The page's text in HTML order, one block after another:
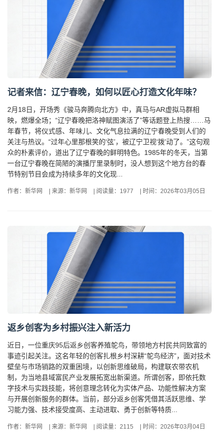
记者来信：辽宁春晚，如何以匠心打造文化年味？
2月18日，开场秀《骏马奔腾向北方》中，真马与AR虚拟马群相
映，燃爆全场；“辽宁春晚把洛神赋图演活了”等话题登上热搜……马
年春节，将仪式感、年味儿、文化气息拉满的辽宁春晚受到人们的
关注与热议。“过年心里那根笑的‘弦’，被辽宁卫视‘拨’动了。”这句观
众的朴素评价，道出了辽宁春晚的鲜明特色。1985年的冬天，当第
一台辽宁春晚在简陋的演播厅里录制时，没人想到这个地方台的春
节特别节目会成为持续多年的文化现...
作者：新华网 来源：新华网 阅读量：1977 时间：2026年03月05日
返乡创客为乡村振兴注入新活力
近日，一位重庆95后返乡创客养殖鸵鸟，带领地方村民共同致富的
事迹引起关注。这名年轻的创客扎根乡村深耕“鸵鸟经济”，面对技术
壁垒与市场销路的双重困境，以创新思维破局，构建联农带农机
制，为当地县域富民产业发展拓宽出新渠道。所谓创客，即依托数
字技术与实践技能，将创意理念转化为实体产品、功能性解决方案
与开展创新服务的群体。当前，部分返乡创客凭借其活跃思维、学
习能力强、技术接受度高、主动进取、勇于创新等特质...
作者：新华网 来源：新华网 阅读量：2115 时间：2026年03月04日